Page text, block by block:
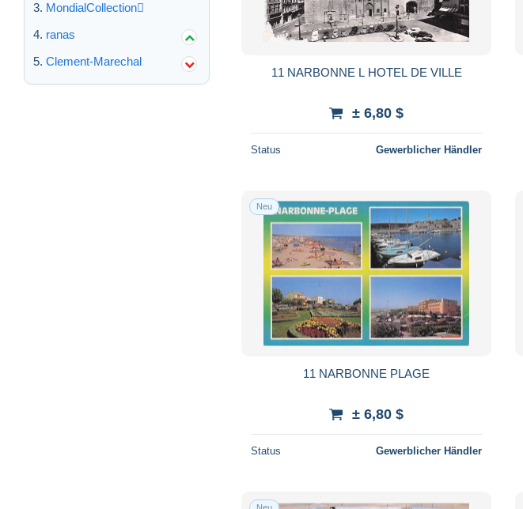
MondialCollection
ranas
Clement-Marechal
11 NARBONNE L HOTEL DE VILLE
± 6,80 $
Status Gewerblicher Händler
Neu
11 NARBONNE PLAGE
± 6,80 $
Status Gewerblicher Händler